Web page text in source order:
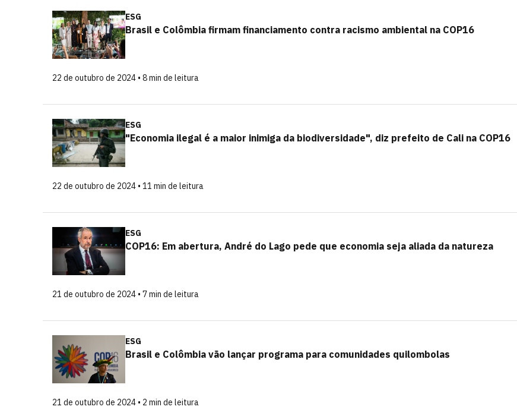
ESG
Brasil e Colômbia firmam financiamento contra racismo ambiental na COP16
22 de outubro de 2024 • 8 min de leitura
ESG
"Economia ilegal é a maior inimiga da biodiversidade", diz prefeito de Cali na COP16
22 de outubro de 2024 • 11 min de leitura
ESG
COP16: Em abertura, André do Lago pede que economia seja aliada da natureza
21 de outubro de 2024 • 7 min de leitura
ESG
Brasil e Colômbia vão lançar programa para comunidades quilombolas
21 de outubro de 2024 • 2 min de leitura